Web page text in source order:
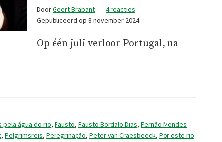
DoorGeert Brabant
4 reacties
Gepubliceerd op 8 november 2024
Op één juli verloor Portugal, na
pela água do rio, Fausto, Fausto Bordalo Dias, Fernão Mendes
, Pelgrimsreis, Peregrinação, Peter van Craesbeeck, Por este rio